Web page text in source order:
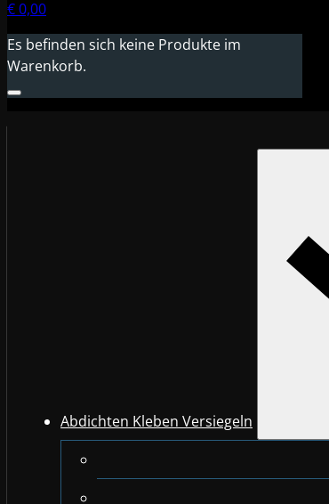
€0,00
Es befinden sich keine Produkte im
Warenkorb.
Abdichten Kleben Versiegeln